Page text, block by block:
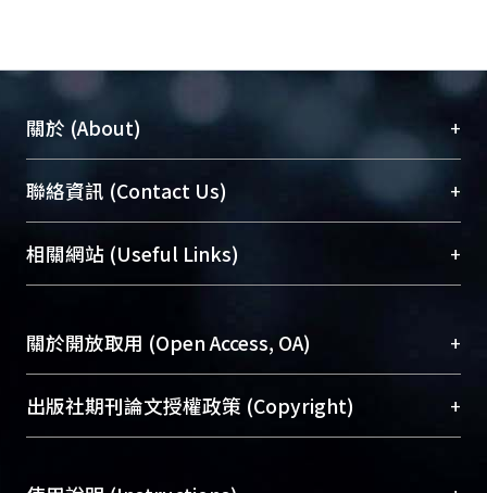
關於 (About) +
臺大位居世界頂尖大學之列，為永久珍藏及向國際
展現本校豐碩的研究成果及學術能量，圖書館整合
機構典藏（NTUR）與學術庫（AH）不同功能平
台，成為臺大學術典藏NTU scholars。期能整合研
成果。
To permanently archive and promote researcher
profiles and scholarly works, Library integrates the
services of “NTU Repository” with “Academic
聯絡資訊 (Contact Us) +
總館學科館員(Main Library)
醫學圖書館學科館員(Medical Library)
Sciences Library)
相關網站 (Useful Links) +
關於開放取用 (Open Access, OA) +
開放取用是從使用者角度提升資訊取用性的社會運
動，應用在學術研究上是透過將研究著作公開供使
出版社期刊論文授權政策 (Copyright) +